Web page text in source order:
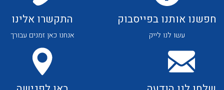
לכל מוצרי היצרן לכל מוצרי היצרן
חפשנו אותנו בפייסבוק
עשו לנו לייק
התקשרו אלינו
אנחנו כאן זמנים עבורך